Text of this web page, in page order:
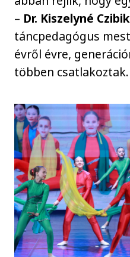
– Dr. Kiszelyné
táncpedagógus
évről évre,
többen csatlakoztak.